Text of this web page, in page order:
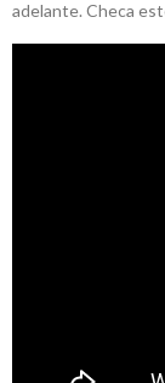
adelante. Checa